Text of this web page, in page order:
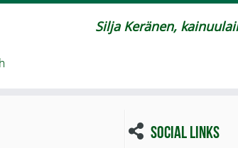
Silja Keränen,
Social links